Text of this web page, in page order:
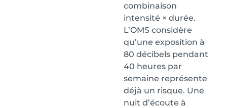
combinaison
intensité × durée.
L’OMS considère
qu’une exposition à
80 décibels pendant
40 heures par
semaine représente
déjà un risque. Une
nuit d’écoute à